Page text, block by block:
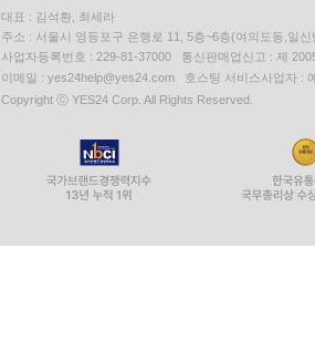
대표 : 김석환, 최세라
주소 : 서울시 영등포구 은행로 11, 5층~6층(여의도동,일신
사업자등록번호 : 229-81-37000 통신판매업신고 : 제
이메일 : yes24help@yes24.com 호스팅 서비스사업자 :
Copyright ⓒ YES24 Corp. All Rights Reserved.